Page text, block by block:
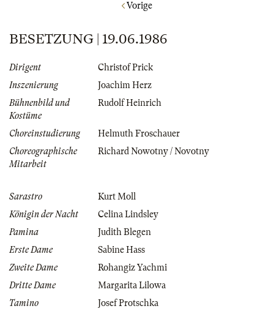
Vorige
BESETZUNG | 19.06.1986
Dirigent
Christof Prick
Inszenierung
Joachim Herz
Bühnenbild und
Kostüme
Rudolf Heinrich
Choreinstudierung
Helmuth Froschauer
Choreographische
Mitarbeit
Richard Nowotny / Novotny
Sarastro
Kurt Moll
Königin der Nacht
Celina Lindsley
Pamina
Judith Blegen
Erste Dame
Sabine Hass
Zweite Dame
Rohangiz Yachmi
Dritte Dame
Margarita Lilowa
Tamino
Josef Protschka